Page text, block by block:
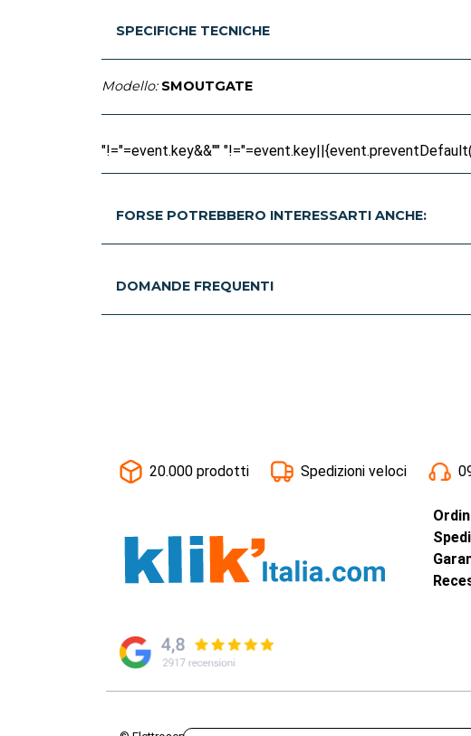
SPECIFICHE TECNICHE
Modello: SMOUTGATE
"!="=event.key&&""
FORSE POTREBBERO INTERESSARTI ANCHE:
DOMANDE FREQUENTI
20.000 prodotti Spedizioni veloci